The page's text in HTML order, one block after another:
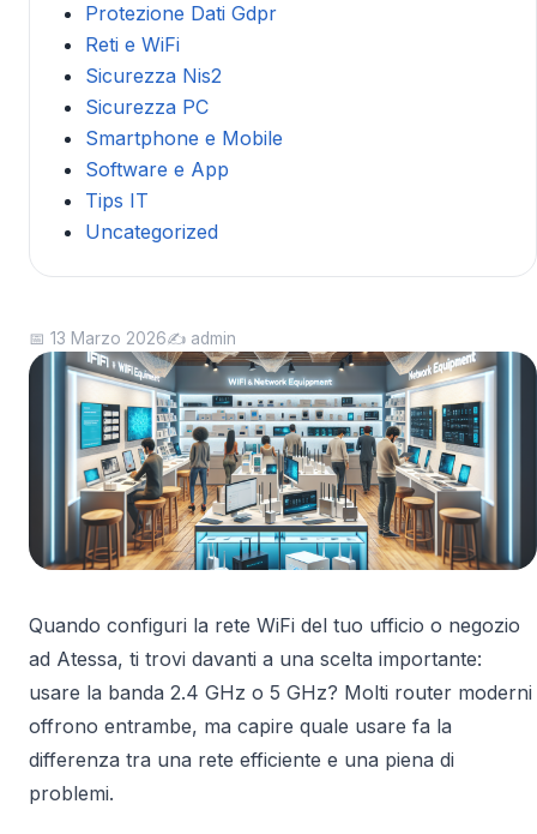
📅 13 Marzo 2026✍️ admin
Quando configuri la rete WiFi del tuo ufficio o negozio
ad Atessa, ti trovi davanti a una scelta importante:
usare la banda 2.4 GHz o 5 GHz? Molti router moderni
offrono entrambe, ma capire quale usare fa la
differenza tra una rete efficiente e una piena di
problemi.
Protezione Dati Gdpr
Reti e WiFi
Sicurezza Nis2
Sicurezza PC
Smartphone e Mobile
Software e App
Tips IT
Uncategorized